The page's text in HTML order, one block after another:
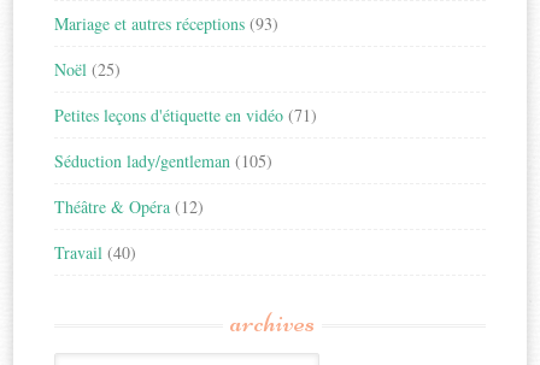
Mariage et autres réceptions (93)
Noël (25)
Petites leçons d'étiquette en vidéo (71)
Séduction lady/gentleman (105)
Théâtre & Opéra (12)
Travail (40)
archives